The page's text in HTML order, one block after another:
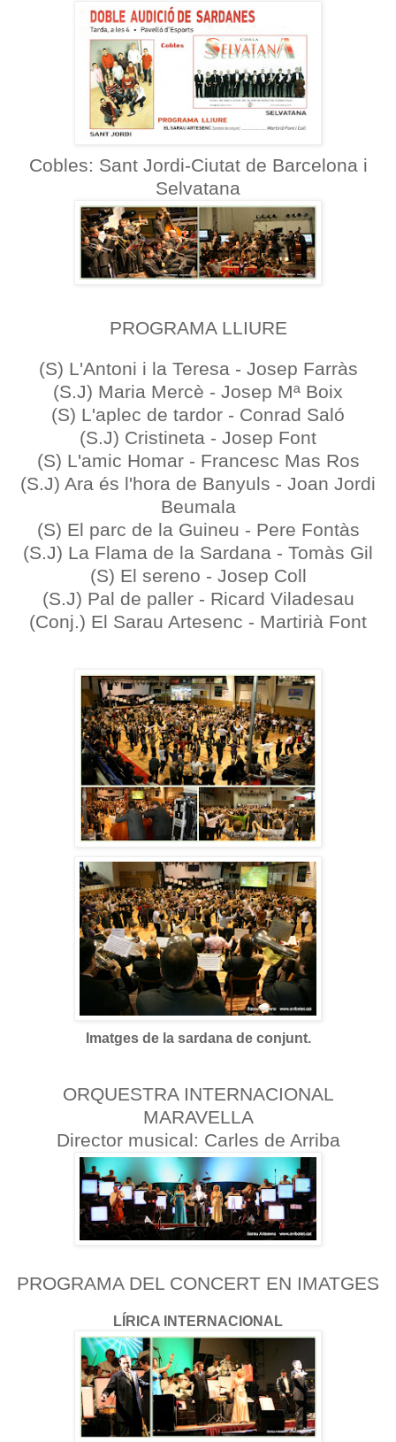
Cobles: Sant Jordi-Ciutat de Barcelona i
Selvatana
PROGRAMALLIURE
(S) L'Antoni i la Teresa - Josep Farràs
(S.J) Maria Mercè - Josep Mª Boix
(S) L'aplec de tardor - Conrad Saló
(S.J) Cristineta - Josep Font
(S) L'amic Homar - Francesc Mas Ros
(S.J) Ara és l'hora de Banyuls - Joan Jordi
Beumala
(S) El parc de la Guineu - Pere Fontàs
(S.J) La Flama de la Sardana - Tomàs Gil
(S) El sereno - Josep Coll
(S.J) Pal de paller - Ricard Viladesau
(Conj.) El Sarau Artesenc - Martirià Font
Imatges de la sardana de conjunt.
ORQUESTRA INTERNACIONAL
MARAVELLA
Director musical: Carles de Arriba
PROGRAMA DEL CONCERT EN IMATGES
LÍRICA INTERNACIONAL